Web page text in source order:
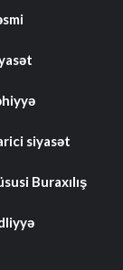
siyasət
Buraxılış